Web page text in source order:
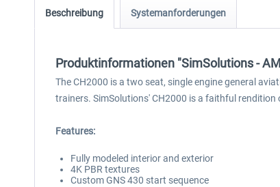
Beschreibung Systemanforderungen
Produktinformationen "SimSolutions -
The CH2000 is a two seat, single engine general
trainers. SimSolutions' CH2000 is a faithful
Features:
Fully modeled interior and exterior
4K PBR textures
Custom GNS 430 start sequence